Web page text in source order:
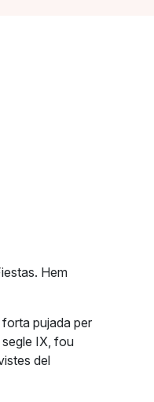
Hem
pujada per
segle IX, fou
del